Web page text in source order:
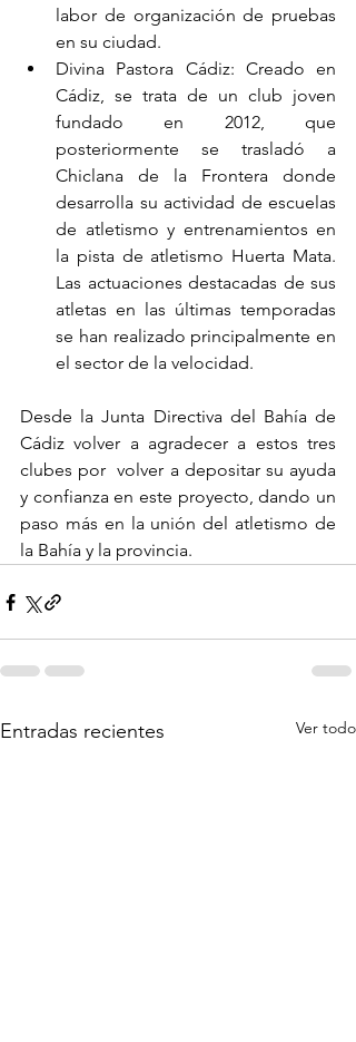
labor de organización de pruebas
en su ciudad.
Divina Pastora Cádiz: Creado en
Cádiz, se trata de un club joven
fundado en 2012, que
posteriormente se trasladó a
Chiclana de la Frontera donde
desarrolla su actividad de escuelas
de atletismo y entrenamientos en
la pista de atletismo Huerta Mata.
Las actuaciones destacadas de sus
atletas en las últimas temporadas
se han realizado principalmente en
el sector de la velocidad.
Desde la Junta Directiva del Bahía de
Cádiz volver a agradecer a estos tres
clubes por  volver a depositar su ayuda
y confianza en este proyecto, dando un
paso más en la unión del atletismo de
la Bahía y la provincia.
Entradas recientes Ver todo